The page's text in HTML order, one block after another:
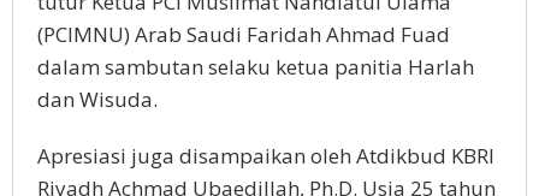
(PCIMNU) Arab Saudi Faridah Ahmad Fuad
dalam sambutan selaku ketua panitia Harlah
dan Wisuda.
Apresiasi juga disampaikan oleh Atdikbud KBRI
Riyadh Achmad Ubaedillah, Ph.D. Usia 25 tahun